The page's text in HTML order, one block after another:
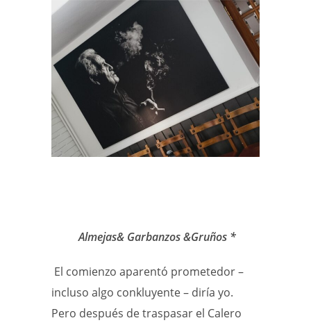
Almejas& Garbanzos &Gruños *
El comienzo aparentó prometedor –
incluso algo conkluyente – diría yo.
Pero después de traspasar el Calero